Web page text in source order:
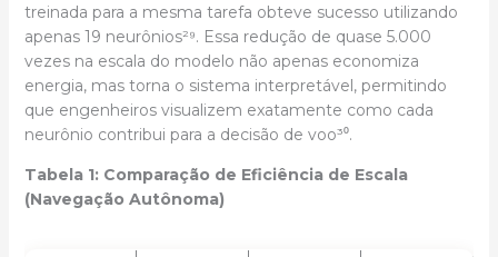
treinada para a mesma tarefa obteve sucesso utilizando
apenas 19 neurônios²⁹. Essa redução de quase 5.000
vezes na escala do modelo não apenas economiza
energia, mas torna o sistema interpretável, permitindo
que engenheiros visualizem exatamente como cada
neurônio contribui para a decisão de voo³⁰.
Tabela 1: Comparação de Eficiência de Escala
(Navegação Autônoma)